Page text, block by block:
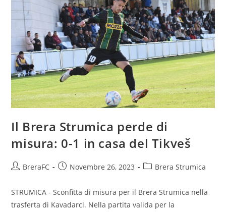
Il Brera Strumica perde di
misura: 0-1 in casa del Tikveš
BreraFC Novembre 26, 2023 Brera Strumica
STRUMICA - Sconfitta di misura per il Brera Strumica nella
trasferta di Kavadarci. Nella partita valida per la